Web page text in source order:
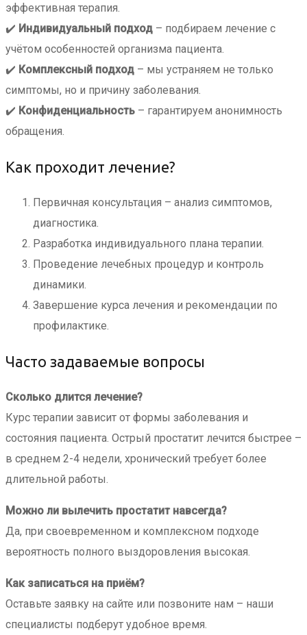
эффективная терапия.
✔️ Индивидуальный подход – подбираем лечение с
учётом особенностей организма пациента.
✔️ Комплексный подход – мы устраняем не только
симптомы, но и причину заболевания.
✔️ Конфиденциальность – гарантируем анонимность
обращения.
Как проходит лечение?
Первичная консультация – анализ симптомов,
диагностика.
Разработка индивидуального плана терапии.
Проведение лечебных процедур и контроль
динамики.
Завершение курса лечения и рекомендации по
профилактике.
Часто задаваемые вопросы
Сколько длится лечение?
Курс терапии зависит от формы заболевания и
состояния пациента. Острый простатит лечится быстрее –
в среднем 2-4 недели, хронический требует более
длительной работы.
Можно ли вылечить простатит навсегда?
Да, при своевременном и комплексном подходе
вероятность полного выздоровления высокая.
Как записаться на приём?
Оставьте заявку на сайте или позвоните нам – наши
специалисты подберут удобное время.